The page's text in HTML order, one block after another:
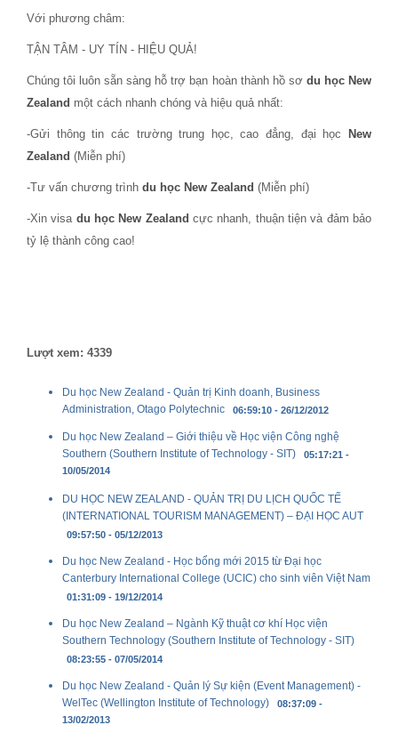
Với phương châm:
TẬN TÂM - UY TÍN - HIỆU QUẢ!
Chúng tôi luôn sẵn sàng hỗ trợ bạn hoàn thành hồ sơ du học New
Zealand một cách nhanh chóng và hiệu quả nhất:
-Gửi thông tin các trường trung học, cao đẳng, đại học
New
Zealand (Miễn phí)
-Tư vấn chương trình du học New Zealand (Miễn phí)
-Xin visa du học New Zealand cực nhanh, thuận tiện và đảm bảo
tỷ lệ thành công cao!
Lượt xem: 4339
Du học New Zealand - Quản trị Kinh doanh, Business
Administration, Otago Polytechnic 06:59:10 - 26/12/2012
Du học New Zealand – Giới thiệu về Học viện Công nghệ
Southern (Southern Institute of Technology - SIT) 05:17:21 -
10/05/2014
DU HỌC NEW ZEALAND - QUẢN TRỊ DU LỊCH QUỐC TẾ
(INTERNATIONAL TOURISM MANAGEMENT) – ĐẠI HỌC AUT
09:57:50 - 05/12/2013
Du học New Zealand - Học bổng mới 2015 từ Đại học
Canterbury International College (UCIC) cho sinh viên Việt Nam
01:31:09 - 19/12/2014
Du học New Zealand – Ngành Kỹ thuật cơ khí Học viện
Southern Technology (Southern Institute of Technology - SIT)
08:23:55 - 07/05/2014
Du học New Zealand - Quản lý Sự kiện (Event Management) -
WelTec (Wellington Institute of Technology) 08:37:09 -
13/02/2013